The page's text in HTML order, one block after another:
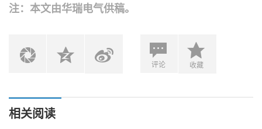
注：本文由华瑞电气供稿。
评论 收藏
相关阅读